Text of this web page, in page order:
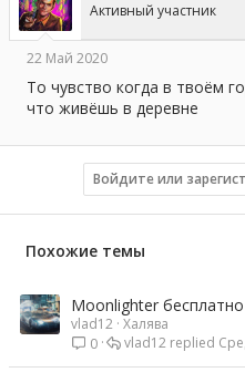
Активный участник
22 Май 2020
То чувство когда в твоём
что живёшь в деревне
Войдите или
Похожие темы
Moonlighter
vlad12 Халява
0
vlad12